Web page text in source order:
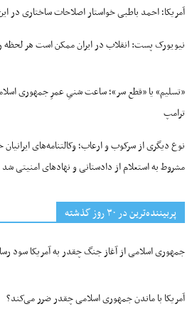
آمریکا؛ احمد باطبی خواستار اصلاحات ساختاری در
نیویورک پست: انقلاب در ایران ممکن است هر
«تسلیم» یا «قطع سر»؛ ساعت شنیِ عمرِ جمهوری
ترامپ
نوع دیگری از سرکوب و ارعاب؛ وکالتنامه‌های
مشروط به استعلام از دادستانی و نهادهای امنیتی شد
پربیننده‌ترین‌ در ۳۰ روز گذشته
جمهوری اسلامی از آغاز جنگ چقدر به آمریکا سود
آمریکا با ماندن جمهوری اسلامی چقدر ضرر می‌کند؟